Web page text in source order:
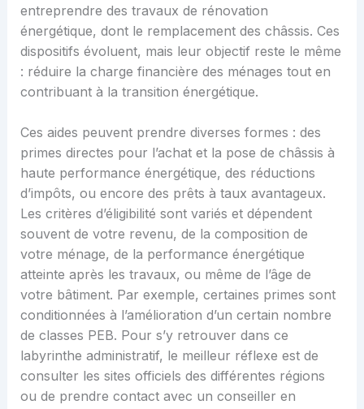
entreprendre des travaux de rénovation
énergétique, dont le remplacement des châssis. Ces
dispositifs évoluent, mais leur objectif reste le même
: réduire la charge financière des ménages tout en
contribuant à la transition énergétique.
Ces aides peuvent prendre diverses formes : des
primes directes pour l’achat et la pose de châssis à
haute performance énergétique, des réductions
d’impôts, ou encore des prêts à taux avantageux.
Les critères d’éligibilité sont variés et dépendent
souvent de votre revenu, de la composition de
votre ménage, de la performance énergétique
atteinte après les travaux, ou même de l’âge de
votre bâtiment. Par exemple, certaines primes sont
conditionnées à l’amélioration d’un certain nombre
de classes PEB. Pour s’y retrouver dans ce
labyrinthe administratif, le meilleur réflexe est de
consulter les sites officiels des différentes régions
ou de prendre contact avec un conseiller en